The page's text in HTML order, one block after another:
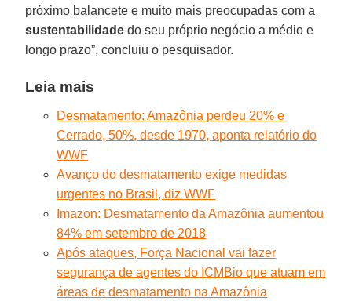
próximo balancete e muito mais preocupadas com a
sustentabilidade do seu próprio negócio a médio e
longo prazo”, concluiu o pesquisador.
Leia mais
Desmatamento: Amazônia perdeu 20% e
Cerrado, 50%, desde 1970, aponta relatório do
WWF
Avanço do desmatamento exige medidas
urgentes no Brasil, diz WWF
Imazon: Desmatamento da Amazônia aumentou
84% em setembro de 2018
Após ataques, Força Nacional vai fazer
segurança de agentes do ICMBio que atuam em
áreas de desmatamento na Amazônia